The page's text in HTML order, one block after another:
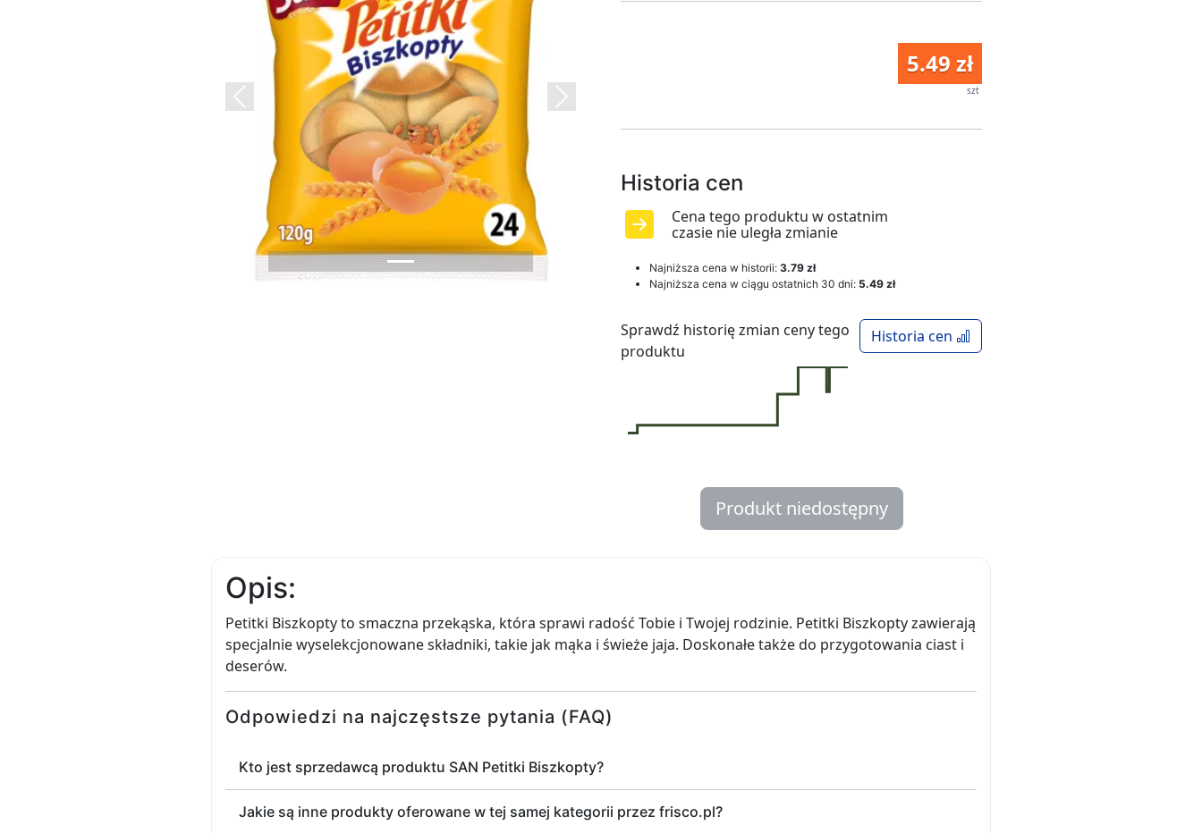
Previous Next
5.49 zł
szt
Historia cen
Cena tego produktu w ostatnim
czasie nie uległa zmianie
Najniższa cena w historii: 3.79 zł
Najniższa cena w ciągu ostatnich 30 dni: 5.49 zł
Historia cen
Sprawdź historię zmian ceny tego
produktu
Produkt niedostępny
Opis:
Petitki Biszkopty to smaczna przekąska, która sprawi radość Tobie i Twojej rodzinie. Petitki Biszkopty zawierają
specjalnie wyselekcjonowane składniki, takie jak mąka i świeże jaja. Doskonałe także do przygotowania ciast i
deserów.
Odpowiedzi na najczęstsze pytania (FAQ)
Kto jest sprzedawcą produktu SAN Petitki Biszkopty?
Jakie są inne produkty oferowane w tej samej kategorii przez frisco.pl?